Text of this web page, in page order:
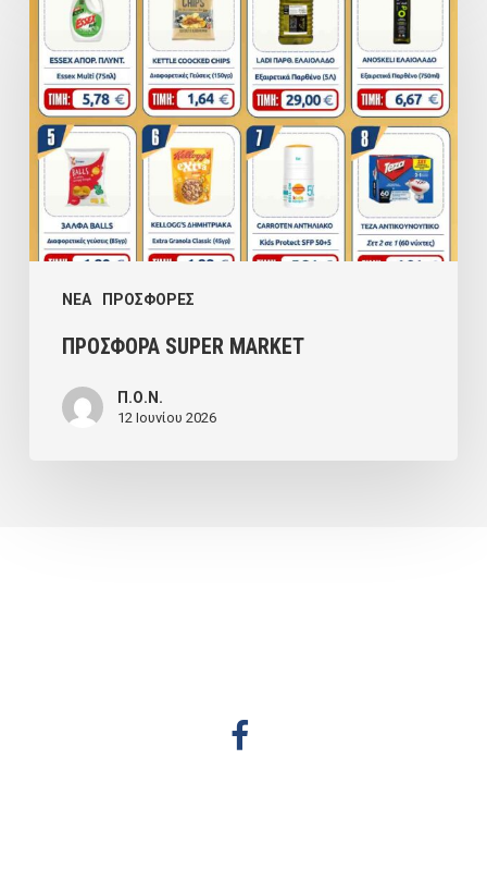
NEA ΠΡΟΣΦΟΡΕΣ
SUPER
MARKET
ΠΡΟΣΦΟΡΑ SUPER MARKET
Π.Ο.Ν.
12 Ιουνίου 2026